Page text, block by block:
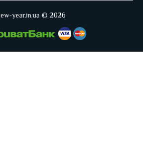
year.in.ua © 2026